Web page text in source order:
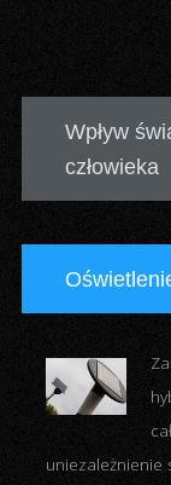
Wpływ
człowieka
zmniejszyć
oddziaływania
ważny jest
oraz jakość
zewnątrz